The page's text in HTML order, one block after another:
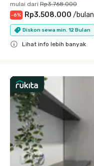
mulai dari Rp3.768.000
-6% Rp3.508.000 /bulan
Diskon sewa min. 12 Bulan
Lihat info lebih banyak